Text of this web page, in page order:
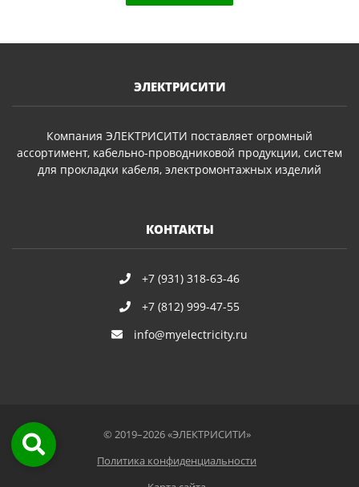
ЭЛЕКТРИСИТИ
Компания ЭЛЕКТРИСИТИ поставляет огромный
ассортимент, кабельно-проводниковой продукции, систем
для прокладки кабеля, электромонтажных изделий
КОНТАКТЫ
+7 (931) 318-63-46
+7 (812) 999-47-55
info@myelectricity.ru
© 2019–2026 «ЭЛЕКТРИСИТИ»
Политика конфиденциальности